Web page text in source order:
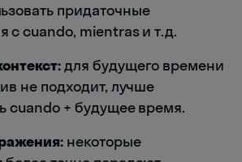
придаточные
с cuando, mientras и т.д.
для будущего времени
не подходит, лучше
cuando + будущее время.
некоторые